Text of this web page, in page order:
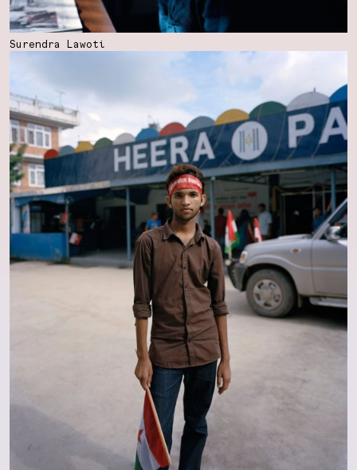
Surendra Lawoti